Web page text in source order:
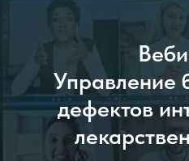
Управление
дефектов